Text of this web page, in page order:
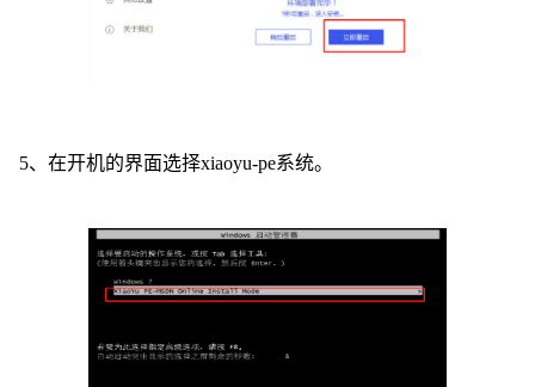
5、在开机的界面选择xiaoyu-pe系统。